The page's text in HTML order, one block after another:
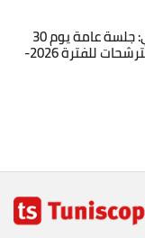
النادي الإفريقي: جلسة عامة يوم 30
أوت وفتح باب الترشحات للفترة 2026-